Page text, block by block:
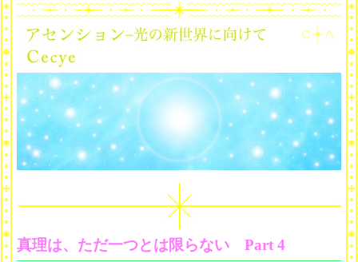
真理は、ただ一つとは限らない Part 4